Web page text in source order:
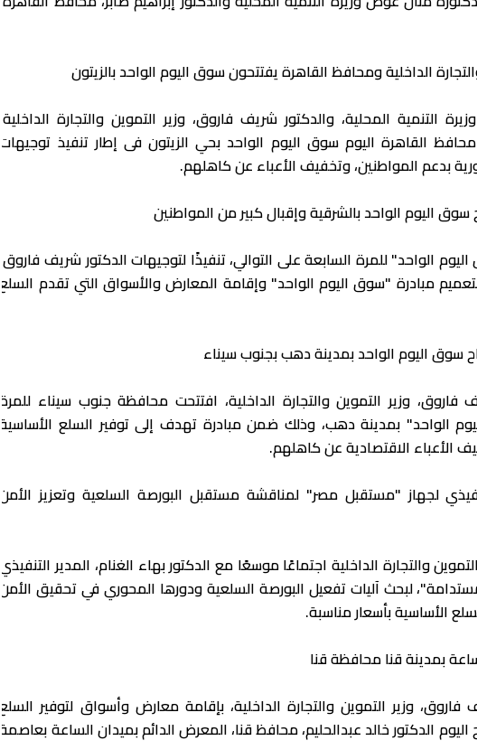
الداخلية ومحافظ القاهرة يفتتحون سوق اليوم الواحد بالزيتون
التنمية المحلية، والدكتور شريف فاروق، وزير التموين والتجارة الداخلية،
محافظ القاهرة اليوم سوق اليوم الواحد بحي الزيتون فى إطار تنفيذ توجيهات
بدعم المواطنين، وتخفيف الأعباء عن كاهلهم.
سوق اليوم الواحد بالشرقية وإقبال كبير من المواطنين
الواحد" للمرة السابعة على التوالي، تنفيذًا لتوجيهات الدكتور شريف فاروق،
بتعميم مبادرة "سوق اليوم الواحد" وإقامة المعارض والأسواق التي تقدم السلع
سوق اليوم الواحد بمدينة دهب بجنوب سيناء
وزير التموين والتجارة الداخلية، افتتحت محافظة جنوب سيناء للمرة
الواحد" بمدينة دهب، وذلك ضمن مبادرة تهدف إلى توفير السلع الأساسية
الأعباء الاقتصادية عن كاهلهم.
لجهاز "مستقبل مصر" لمناقشة مستقبل البورصة السلعية وتعزيز الأمن
والتجارة الداخلية اجتماعًا موسعًا مع الدكتور بهاء الغنام، المدير التنفيذي
لبحث آليات تفعيل البورصة السلعية ودورها المحوري في تحقيق الأمن
الأساسية بأسعار مناسبة.
بمدينة قنا محافظة قنا
وزير التموين والتجارة الداخلية، بإقامة معارض وأسواق لتوفير السلع
الدكتور خالد عبدالحليم، محافظ قنا، المعرض الدائم بميدان الساعة بعاصمة